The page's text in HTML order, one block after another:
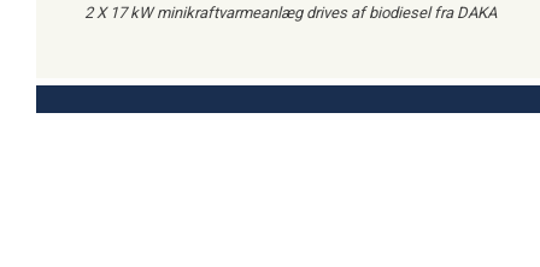
2 X 17 kW minikraftvarmeanlæg drives af biodiesel fra DAKA